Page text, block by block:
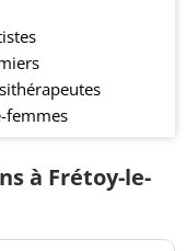
femmes
à Frétoy-le-